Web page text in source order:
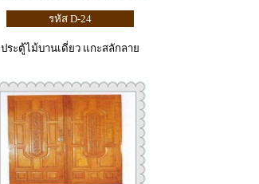
รหัส D-24
ประตู้ไม้บานเดี่ยว แกะสลักลาย